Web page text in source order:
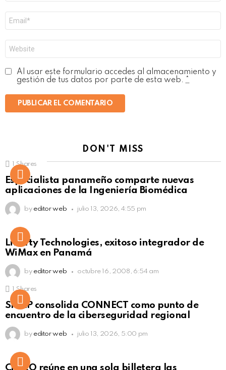
electrónico
*
Al usar este formulario accedes al almacenamiento y
gestión de tus datos por parte de esta web.
DON'T MISS
Click to view this post
Shares
Especialista panameño comparte nuevas
aplicaciones de la Ingeniería Biomédica
by editor web julio 13, 2026, 4:55 pm
Liberty Technologies, exitoso integrador de
WiMax en Panamá
by editor web octubre 16, 2008, 6:54 am
Click to view this post
Shares
SISAP consolida CONNECT como punto de
encuentro de la ciberseguridad regional
by editor web julio 13, 2026, 5:00 pm
Not Safe For Work
CiNKO reúne en una sola billetera las